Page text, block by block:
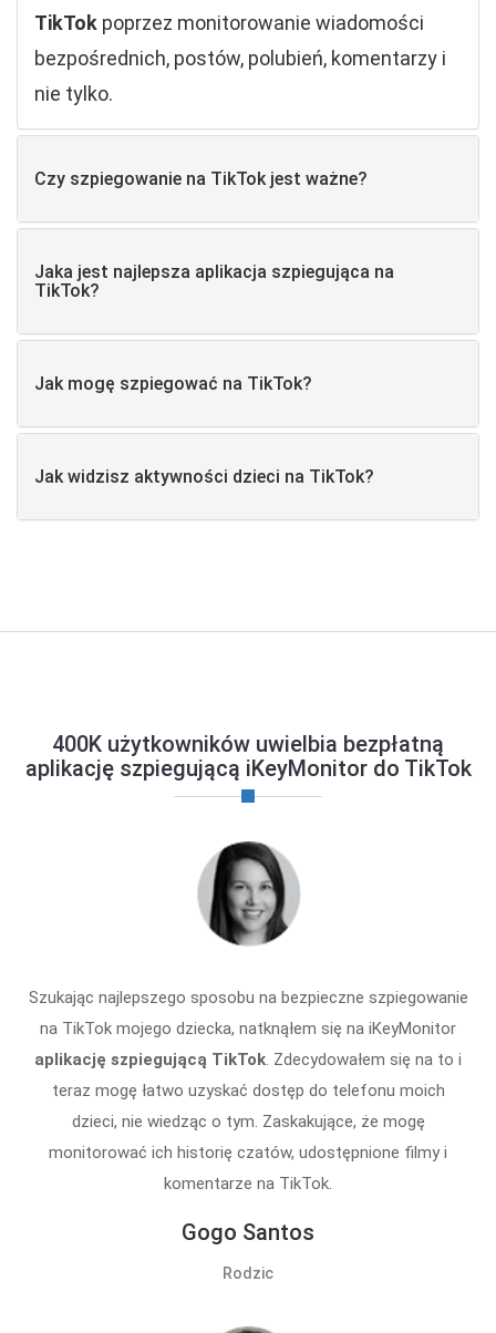
TikTok poprzez monitorowanie wiadomości
bezpośrednich, postów, polubień, komentarzy i
nie tylko.
Czy szpiegowanie na TikTok jest ważne?
Jaka jest najlepsza aplikacja szpiegująca na
TikTok?
Jak mogę szpiegować na TikTok?
Jak widzisz aktywności dzieci na TikTok?
400K użytkowników uwielbia bezpłatną
aplikację szpiegującą iKeyMonitor do TikTok
Szukając najlepszego sposobu na bezpieczne szpiegowanie
na TikTok mojego dziecka, natknąłem się na iKeyMonitor
aplikację szpiegującą TikTok. Zdecydowałem się na to i
teraz mogę łatwo uzyskać dostęp do telefonu moich
dzieci, nie wiedząc o tym. Zaskakujące, że mogę
monitorować ich historię czatów, udostępnione filmy i
komentarze na TikTok.
Gogo Santos
Rodzic